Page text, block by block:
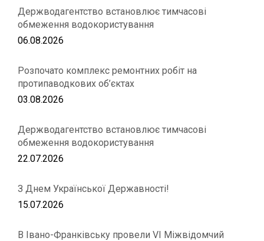
Держводагентство встановлює тимчасові
обмеження водокористування
06.08.2026
Розпочато комплекс ремонтних робіт на
протипаводкових об’єктах
03.08.2026
Держводагентство встановлює тимчасові
обмеження водокористування
22.07.2026
З Днем Української Державності!
15.07.2026
В Івано-Франківську провели VІ Міжвідомчий